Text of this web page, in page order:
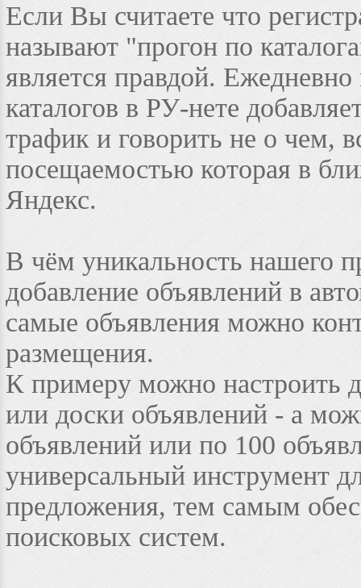
Если Вы считаете что
называют "прогон по
является правдой.
каталогов в РУ-нете
трафик и говорить не о чем,
посещаемостью которая в
Яндекс.
В чём уникальность нашего
добавление объявлений в
самые объявления можно
размещения.
К примеру можно настроить
или доски объявлений - а
объявлений или по 100
универсальный инструмент
предложения, тем самым
поисковых систем.